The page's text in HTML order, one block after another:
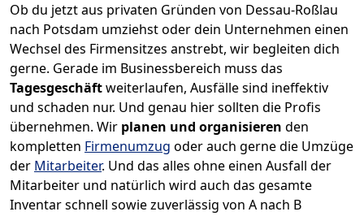
Ob du jetzt aus privaten Gründen von Dessau-Roßlau
nach Potsdam umziehst oder dein Unternehmen einen
Wechsel des Firmensitzes anstrebt, wir begleiten dich
gerne. Gerade im Businessbereich muss das
Tagesgeschäftweiterlaufen, Ausfälle sind ineffektiv
und schaden nur. Und genau hier sollten die Profis
übernehmen. Wir planen und organisieren den
kompletten Firmenumzug oder auch gerne die Umzüge
der Mitarbeiter. Und das alles ohne einen Ausfall der
Mitarbeiter und natürlich wird auch das gesamte
Inventar schnell sowie zuverlässig von A nach B